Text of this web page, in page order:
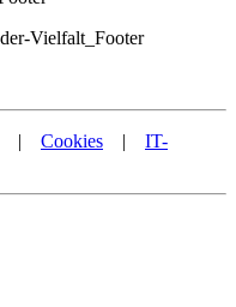
| Cookies | IT-